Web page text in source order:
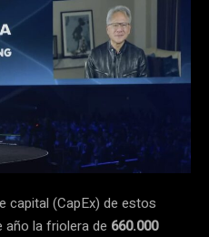
capital (CapEx) de estos
año la friolera de 660.000